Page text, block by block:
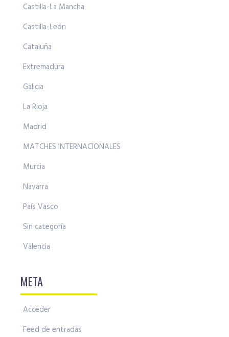
Castilla-La Mancha
Castilla-León
Cataluña
Extremadura
Galicia
La Rioja
Madrid
MATCHES INTERNACIONALES
Murcia
Navarra
País Vasco
Sin categoría
Valencia
META
Acceder
Feed de entradas